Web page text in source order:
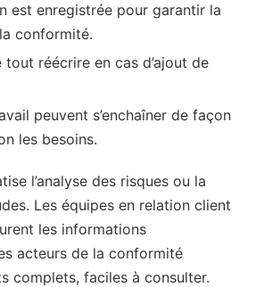
est enregistrée pour garantir la
conformité.
tout réécrire en cas d’ajout de
peuvent s’enchaîner de façon
les besoins.
l’analyse des risques ou la
Les équipes en relation client
les informations
acteurs de la conformité
complets, faciles à consulter.